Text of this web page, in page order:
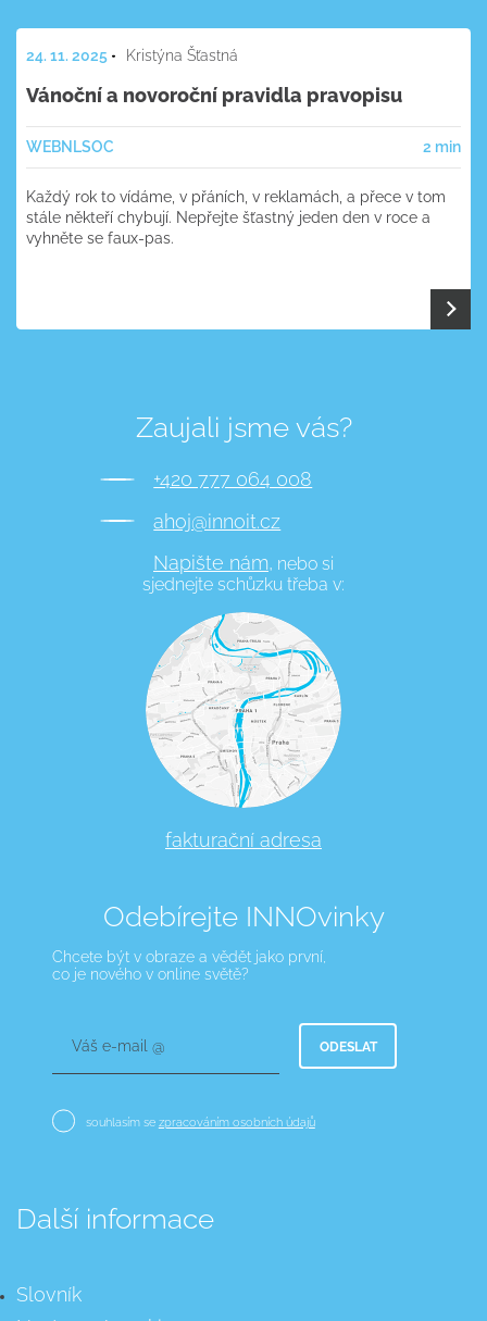
24. 11. 2025 Kristýna Šťastná
Vánoční a novoroční pravidla pravopisu
WEBNLSOC 2 min
Každý rok to vídáme, v přáních, v reklamách, a přece v tom
stále někteří chybují. Nepřejte šťastný jeden den v roce a
vyhněte se faux-pas.
Zaujali jsme vás?
+420 777 064 008
ahoj@innoit.cz
Napište nám, nebo si
sjednejte schůzku třeba v:
fakturační adresa
Další informace
Slovník
Odebírejte INNOvinky
Chcete být v obraze a vědět jako první,
co je nového v online světě?
Váš e-mail @ ODESLAT
souhlasím se zpracováním osobních údajů